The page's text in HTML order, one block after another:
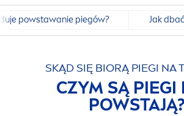
powstawanie piegów? Jak
SKĄD SIĘ BIORĄ PIEGI NA
CZYM SĄ PIEGI
POWSTAJĄ?